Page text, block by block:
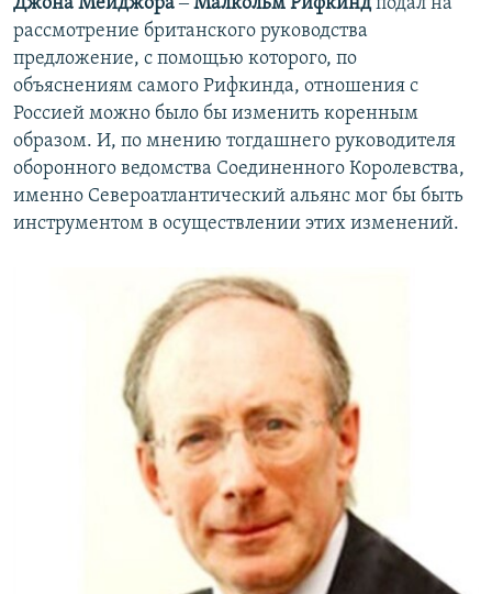
Джона Мейджора‒Малкольм Рифкиндподал на
рассмотрение британского руководства
предложение, с помощью которого, по
объяснениям самого Рифкинда, отношения с
Россией можно было бы изменить коренным
образом. И, по мнению тогдашнего руководителя
оборонного ведомства Соединенного Королевства,
именно Североатлантический альянс мог бы быть
инструментом в осуществлении этих изменений.